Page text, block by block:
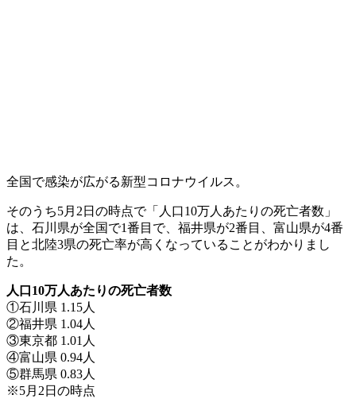
全国で感染が広がる新型コロナウイルス。
そのうち5月2日の時点で「人口10万人あたりの死亡者数」
は、石川県が全国で1番目で、福井県が2番目、富山県が4番
目と北陸3県の死亡率が高くなっていることがわかりまし
た。
人口10万人あたりの死亡者数
①石川県 1.15人
②福井県 1.04人
③東京都 1.01人
④富山県 0.94人
⑤群馬県 0.83人
※5月2日の時点